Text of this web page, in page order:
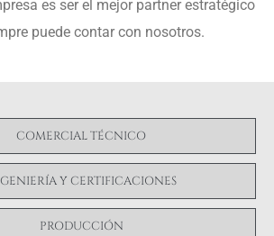
es ser el mejor partner estratégico
puede contar con nosotros.
COMERCIAL TÉCNICO
Y CERTIFICACIONES
PRODUCCIÓN